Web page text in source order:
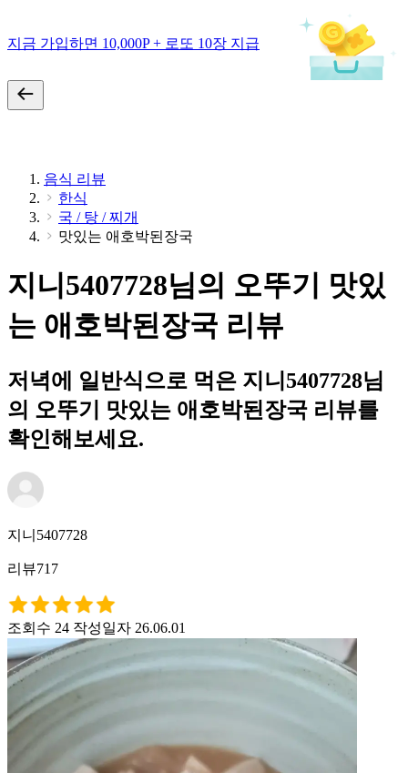
지금 가입하면 10,000P + 로또 10장 지급
음식 리뷰
한식
국 / 탕 / 찌개
맛있는 애호박된장국
지니5407728님의 오뚜기 맛있
는 애호박된장국 리뷰
저녁에 일반식으로 먹은 지니5407728님
의 오뚜기 맛있는 애호박된장국 리뷰를
확인해보세요.
지니5407728
리뷰717
조회수 24 작성일자 26.06.01